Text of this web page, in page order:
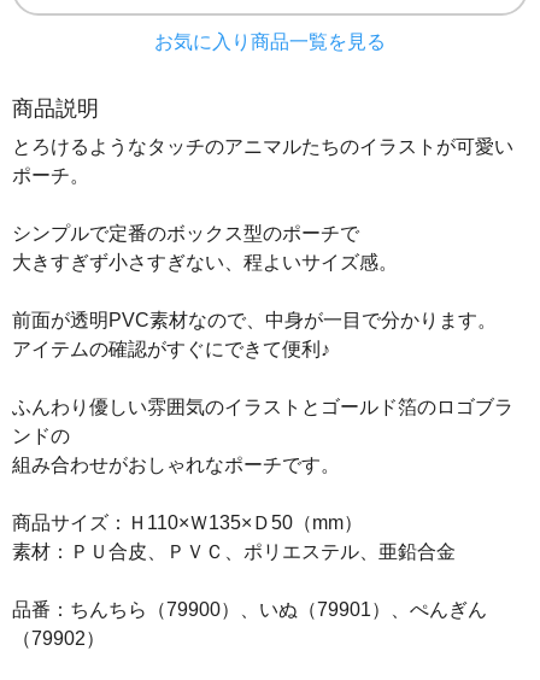
お気に入り商品一覧を見る
商品説明
とろけるようなタッチのアニマルたちのイラストが可愛い
ポーチ。
シンプルで定番のボックス型のポーチで
大きすぎず小さすぎない、程よいサイズ感。
前面が透明PVC素材なので、中身が一目で分かります。
アイテムの確認がすぐにできて便利♪
ふんわり優しい雰囲気のイラストとゴールド箔のロゴブラ
ンドの
組み合わせがおしゃれなポーチです。
商品サイズ：Ｈ110×Ｗ135×Ｄ50（mm）
素材：ＰＵ合皮、ＰＶＣ、ポリエステル、亜鉛合金
品番：ちんちら（79900）、いぬ（79901）、ぺんぎん
（79902）